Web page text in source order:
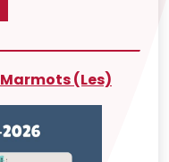
Marmots (Les)